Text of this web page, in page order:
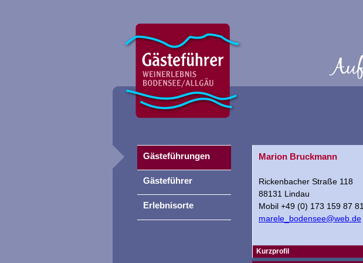
Marion Bruckmann
Rickenbacher Straße 118
88131 Lindau
Mobil +49 (0) 173 159 87 81
marele_bodensee@web.de
Kurzprofil
Gästeführungen
Gästeführer
Erlebnisorte